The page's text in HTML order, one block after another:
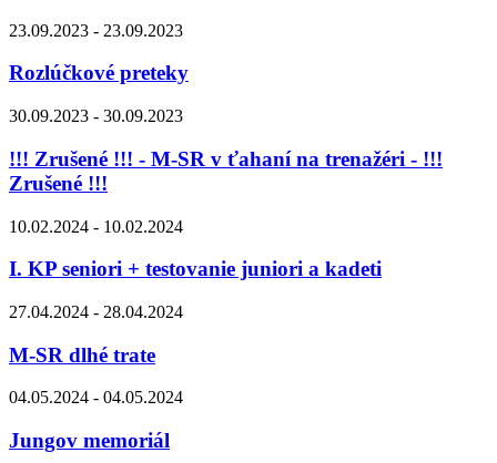
23.09.2023 - 23.09.2023
Rozlúčkové preteky
30.09.2023 - 30.09.2023
!!! Zrušené !!! - M-SR v ťahaní na trenažéri - !!!
Zrušené !!!
10.02.2024 - 10.02.2024
I. KP seniori + testovanie juniori a kadeti
27.04.2024 - 28.04.2024
M-SR dlhé trate
04.05.2024 - 04.05.2024
Jungov memoriál